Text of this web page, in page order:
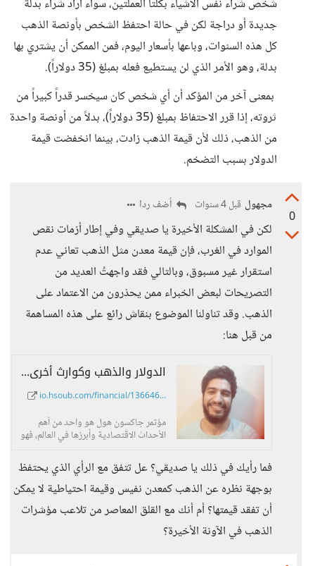
شخص شراء نفس الأشياء بكلتا العملتين، سواء أراد شراء بدلة
جديدة أو دراجة لكن في حالة احتفظ الشخص بأونصة الذهب
كل هذه السنوات، وباعها بأسعار اليوم، فمن الممكن أن يشتري بها
بدلة، وهو الأمر الذي لن يستطيع فعله بمبلغ (35 دولاراً).
بمعنى آخر من المؤكد أن أي شخص كان سيخسر قدراً كبيراً من
ثروته، إذا قرر الاحتفاظ بمبلغ (35 دولاراً)، بدلاً من أونصة واحدة
من الذهب، ذلك لأن قيمة الذهب زادت، بينما انخفضت قيمة
الدولار بسبب التضخم.
0
مجهول قبل 4 سنوات أضف ردا
لكن في المشكلة الأخيرة يا صديقي وفي إطار أزمات نقص
الموارد في الغرب، فإن قيمة معدن مثل الذهب تعاني عدم
استقرار غير مسبوق، وبالتالي فقد واجهتُ العديد من
التصريحات لبعض الخبراء ممن يحذرون من الاعتماد على
الذهب. وقد تناولنا الموضوع بنقاش رائع على هذه المساهمة
من قبل هنا:
الدولار والذهب وكوارث أخرى: قرارات الاحتياطي الفيدرالي في "جاكسون هول" نهاية الشهر الجاري.. ما هي توقّعاتكم؟ - حسوب I/O
io.hsoub.com/financial/136646...
مؤتمر جاكسون هول هو واحد من أهم
الأحداث الاقتصادية وأبرزها في العالم، فهو
فما رأيك في ذلك يا صديقي؟ عل تتفق مع الرأي الذي يحتفظ
بوجهة نظره عن الذهب كمعدن نفيس وقيمة احتياطية لا يمكن
أن تفقد قيمتها؟ أم أنك مع القلق المعاصر من تلاعب مؤشرات
الذهب في الآونة الأخيرة؟